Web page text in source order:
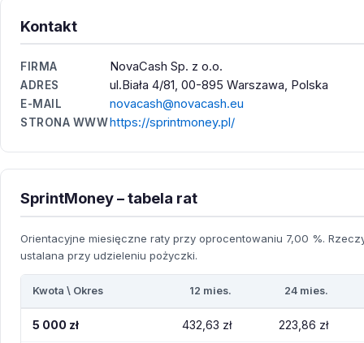
Kontakt
FIRMA NovaCash Sp. z o.o.
ADRES ul.Biała 4/81, 00-895 Warszawa, Polska
E-MAIL novacash@novacash.eu
STRONA WWW https://sprintmoney.pl/
SprintMoney – tabela rat
Orientacyjne miesięczne raty przy oprocentowaniu 7,00 %.
ustalana przy udzieleniu pożyczki.
Kwota \ Okres 12 mies. 24 mies.
5 000 zł 432,63 zł 223,86 zł